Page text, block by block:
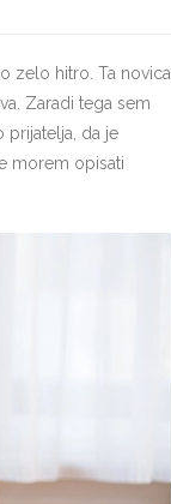
zelo hitro. Ta novica
Zaradi tega sem
prijatelja, da je
morem opisati